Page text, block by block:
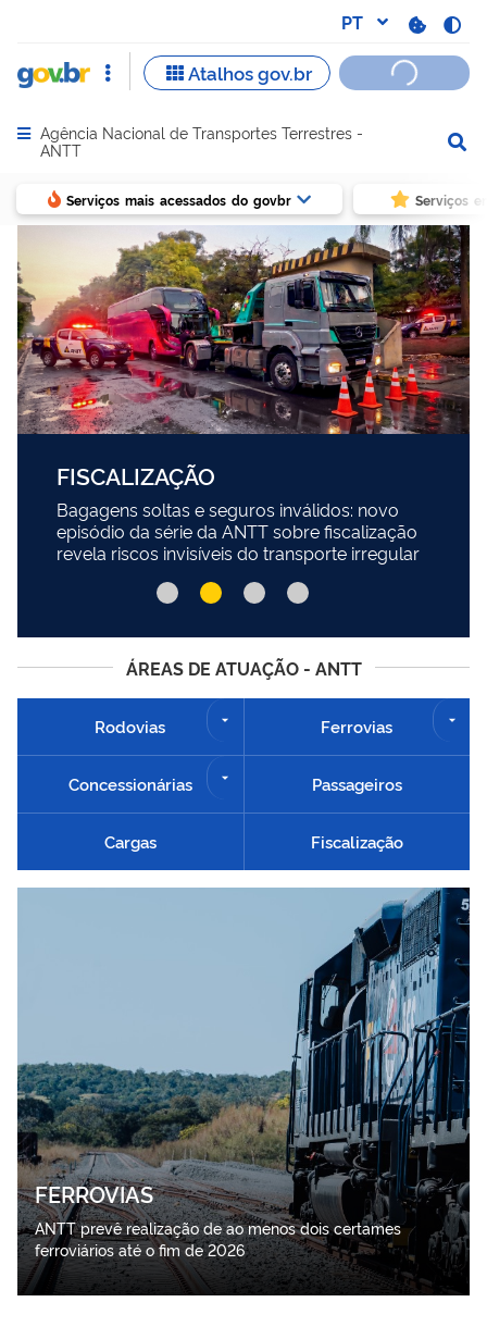
Abrir menu principal de navegação
Agência Nacional de Transportes Terrestres -
ANTT
Serviços mais acessados do govbr Serviços
FISCALIZAÇÃO
Bagagens soltas e seguros inválidos: novo
episódio da série da ANTT sobre fiscalização
revela riscos invisíveis do transporte irregular
ÁREAS DE ATUAÇÃO - ANTT
Rodovias Ferrovias
Concessionárias Passageiros
Cargas Fiscalização
FERROVIAS
ANTT prevê realização de ao menos dois certames
ferroviários até o fim de 2026